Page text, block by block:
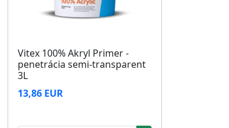
Vitex 100% Akryl Primer -
penetrácia semi-transparent
3L
13,86 EUR